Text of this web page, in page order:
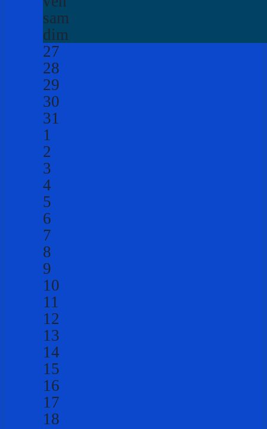
sam
dim
27
28
29
30
31
1
2
3
4
5
6
7
8
9
10
11
12
13
14
15
16
17
18